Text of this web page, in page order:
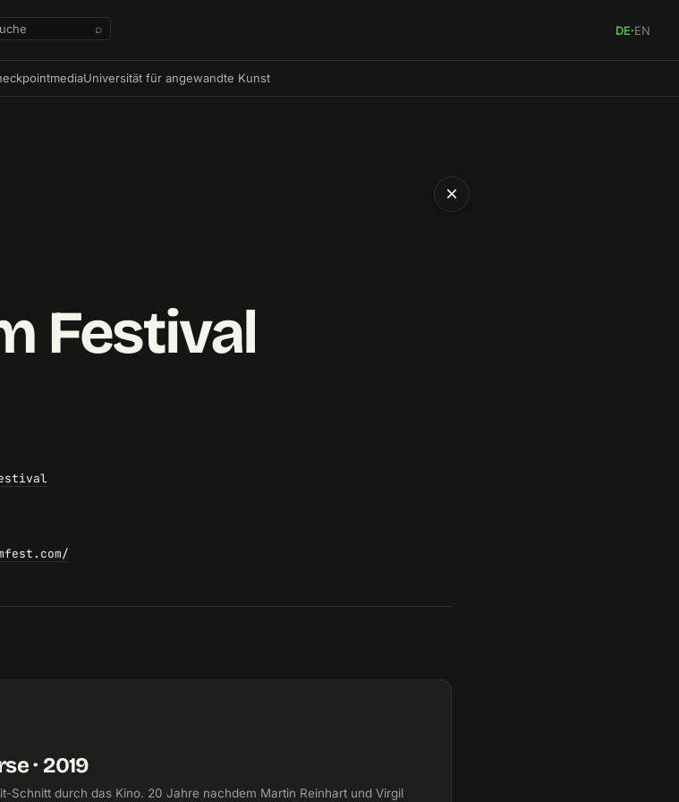
⌕ DE·EN
Universität für angewandte Kunst
Festival
· 2019
Schnitt durch das Kino. 20 Jahre nachdem Martin Reinhart und Virgil
×